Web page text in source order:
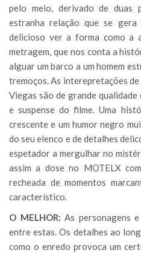
pelo meio, derivado de duas
estranha relação que se gera
delicioso ver a forma como a
metragem, que nos conta a
alguar um barco a um homem
tremoços. As interepretações
Viegas são de grande
e suspense do filme. Uma
crescente e um humor negro
do seu elenco e de detalhes
espetador a mergulhar no
assim a dose no MOTELX
recheada de momentos
característico.
O MELHOR:As personagens
entre estas. Os detalhes ao
como o enredo provoca um